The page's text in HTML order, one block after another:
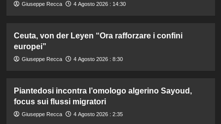
Giuseppe Recca 4 Agosto 2026 : 14:30
Ceuta, von der Leyen “Ora rafforzare i confini
europei”
Giuseppe Recca 4 Agosto 2026 : 8:30
Piantedosi incontra l’omologo algerino Sayoud,
focus sui flussi migratori
Giuseppe Recca 4 Agosto 2026 : 2:35